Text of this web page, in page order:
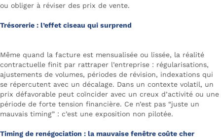
ou obliger à réviser des prix de vente.
Trésorerie : l’effet ciseau qui surprend
Même quand la facture est mensualisée ou lissée, la réalité
contractuelle finit par rattraper l’entreprise : régularisations,
ajustements de volumes, périodes de révision, indexations qui
se répercutent avec un décalage. Dans un contexte volatil, un
prix défavorable peut coïncider avec un creux d’activité ou une
période de forte tension financière. Ce n’est pas “juste un
mauvais timing” : c’est une exposition non pilotée.
Timing de renégociation : la mauvaise fenêtre coûte cher